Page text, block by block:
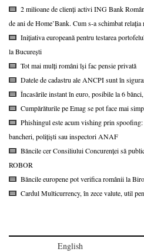
2 milioane de clienți activi ING Bank
de ani de Home’Bank. Cum s-a schimbat
Inițiativa europeană pentru testarea
la București
Tot mai mulți români își fac pensie privată
Datele de cadastru ale ANCPI sunt în
Încasările instant în euro, posibile la 6
Cumpărăturile pe Emag se pot face mai
Phishingul este acum vishing prin
bancheri, polițiști sau inspectori ANAF
Băncile cer Consiliului Concurenței să
ROBOR
Băncile europene pot verifica românii la
Cardul Multicurrency, în zece valute, util
English